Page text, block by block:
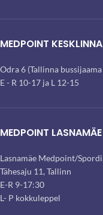
MEDPOINT
Odra 6 (Tallinna bussijaama
E - R 10-17 ja L 12-15
MEDPOINT
Lasnamäe Medpoint/
Tähesaju 11, Tallinn
E-R 9-17:30
L- P kokkuleppel